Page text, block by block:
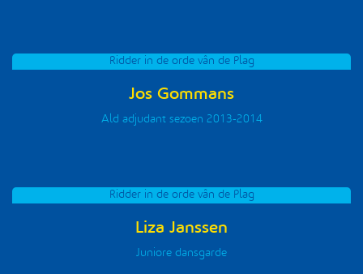
Ridder in de orde vân de Plag
Jos Gommans
Ald adjudant sezoen 2013-2014
Ridder in de orde vân de Plag
Liza Janssen
Juniore dansgarde